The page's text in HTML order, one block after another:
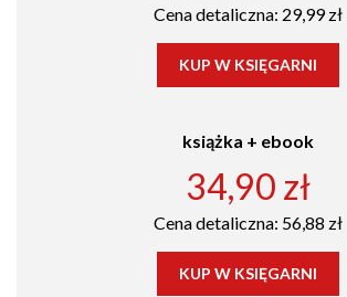
Cena detaliczna: 29,99 zł
KUP W KSIĘGARNI
książka + ebook
34,90 zł
Cena detaliczna: 56,88 zł
KUP W KSIĘGARNI